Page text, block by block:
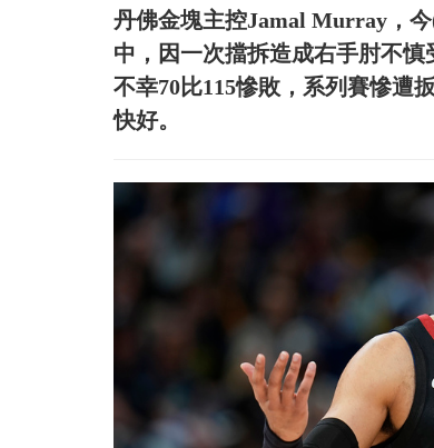
丹佛金塊主控Jamal Murray，
中，因一次擋拆造成右手肘不
不幸70比115慘敗，系列賽慘遭
快好。